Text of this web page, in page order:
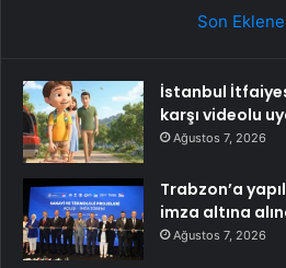
Son
İstanbul
karşı videolu
Ağustos 7, 2026
Trabzon’a
imza altına
Ağustos 7, 2026